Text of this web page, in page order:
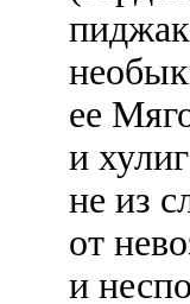
ее
и
не из
от
и